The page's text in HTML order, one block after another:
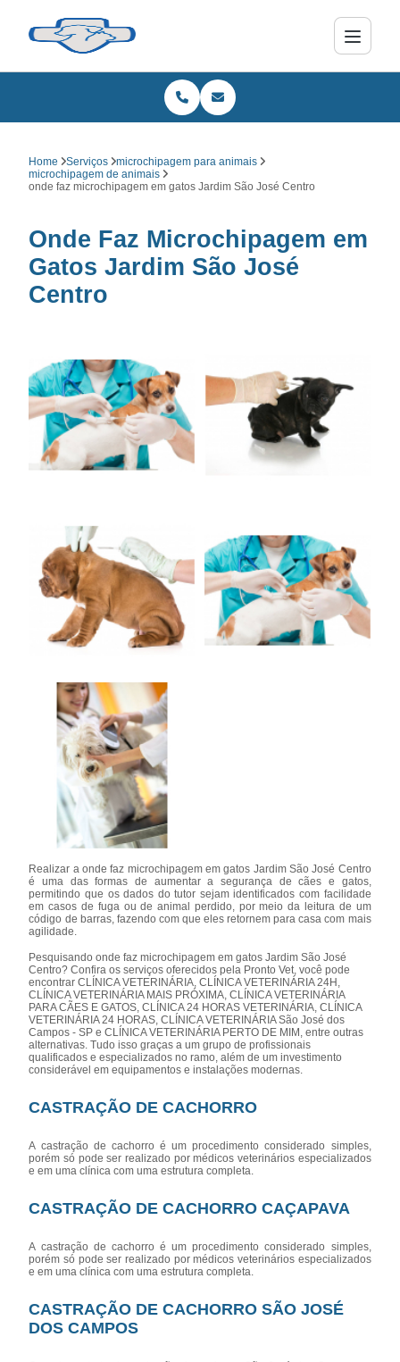
Home Serviços
microchipagem para animais
microchipagem de animais
onde faz microchipagem em gatos Jardim São José Centro
Onde Faz Microchipagem em
Gatos Jardim São José
Centro
Realizar a onde faz microchipagem em gatos Jardim São José Centro
é uma das formas de aumentar a segurança de cães e gatos,
permitindo que os dados do tutor sejam identificados com facilidade
em casos de fuga ou de animal perdido, por meio da leitura de um
código de barras, fazendo com que eles retornem para casa com mais
agilidade.
Pesquisando onde faz microchipagem em gatos Jardim São José
Centro? Confira os serviços oferecidos pela Pronto Vet, você pode
encontrar CLÍNICA VETERINÁRIA, CLÍNICA VETERINÁRIA 24H,
CLÍNICA VETERINÁRIA MAIS PRÓXIMA, CLÍNICA VETERINÁRIA
PARA CÃES E GATOS, CLÍNICA 24 HORAS VETERINÁRIA, CLÍNICA
VETERINÁRIA 24 HORAS, CLÍNICA VETERINÁRIA São José dos
Campos - SP e CLÍNICA VETERINÁRIA PERTO DE MIM, entre outras
alternativas. Tudo isso graças a um grupo de profissionais
qualificados e especializados no ramo, além de um investimento
considerável em equipamentos e instalações modernas.
CASTRAÇÃO DE CACHORRO
A castração de cachorro é um procedimento considerado simples,
porém só pode ser realizado por médicos veterinários especializados
e em uma clínica com uma estrutura completa.
CASTRAÇÃO DE CACHORRO CAÇAPAVA
A castração de cachorro é um procedimento considerado simples,
porém só pode ser realizado por médicos veterinários especializados
e em uma clínica com uma estrutura completa.
CASTRAÇÃO DE CACHORRO SÃO JOSÉ
DOS CAMPOS